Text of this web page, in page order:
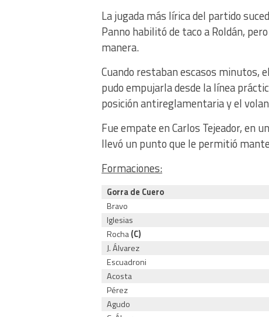
La jugada más lírica del partido
Panno habilitó de taco a Roldán,
manera.
Cuando restaban escasos minutos,
pudo empujarla desde la línea
posición antireglamentaria y el
Fue empate en Carlos Tejeador, en
llevó un punto que le permitió
Formaciones:
Gorra de Cuero
Bravo
Iglesias
Rocha(C)
J. Álvarez
Escuadroni
Acosta
Pérez
Agudo